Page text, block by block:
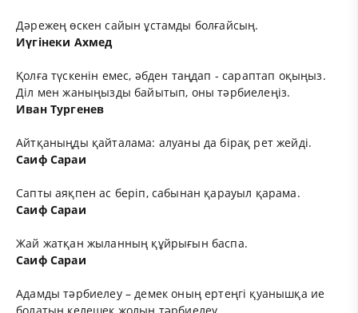
Дәрежең өскен сайын ұстамды болғайсың.
Иүгінеки Ахмед
Қолға түскенін емес, әбден таңдап - сараптап оқыңыз.
Діл мен жаныңызды байытып, оны тәрбиелеңіз.
Иван Тургенев
Айтқаныңды қайталама: алуаны да бірақ рет жейді.
Саиф Сараи
Сапты аяқпен ас беріп, сабынан қарауыл қарама.
Саиф Сараи
Жай жатқан жыланның құйрығын баспа.
Саиф Сараи
Адамды тәрбиелеу – демек оның ертеңгі қуанышқа ие
болатын келешек жолын тәрбиелеу.